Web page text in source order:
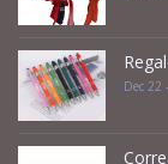
Dec 22